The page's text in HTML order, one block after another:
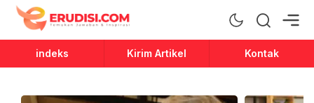
Erudisi
Temukan Jawaban dan Inspirasi
indeks Kirim Artikel Kontak